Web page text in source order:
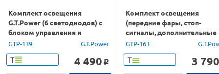
Комплект освещения
G.T.Power (6 светодиодов) с
блоком управления и
звуковой системой
GTP-139 G.T.Power
Т 4 490 o
Комплект освещения
(передние фары, стоп-
сигналы, дополнительные
огни) G.T.Power для TRX4
GTP-163
Т 3 790